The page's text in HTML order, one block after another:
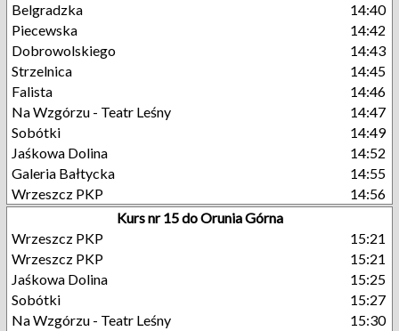
Belgradzka
14:40
Piecewska
14:42
Dobrowolskiego
14:43
Strzelnica
14:45
Falista
14:46
Na Wzgórzu - Teatr Leśny
14:47
Sobótki
14:49
Jaśkowa Dolina
14:52
Galeria Bałtycka
14:55
Wrzeszcz PKP
14:56
Kurs nr 15 do Orunia Górna
Wrzeszcz PKP
15:21
Wrzeszcz PKP
15:21
Jaśkowa Dolina
15:25
Sobótki
15:27
Na Wzgórzu - Teatr Leśny
15:30